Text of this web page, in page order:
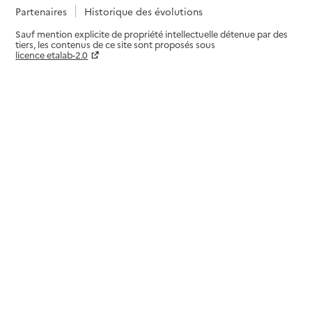
Partenaires
Historique des évolutions
Sauf mention explicite de propriété intellectuelle détenue par des
tiers, les contenus de ce site sont proposés sous
licence etalab-2.0